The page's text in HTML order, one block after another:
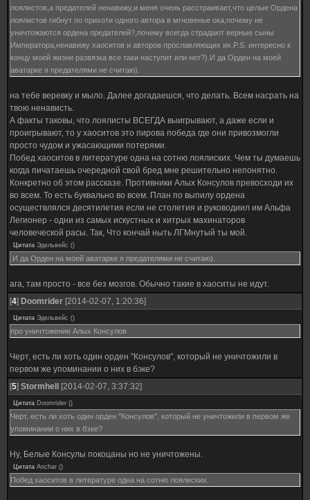
лоялистов,а предателей ненавижу,и меня очень расстраивает,что целые Ордена
лоялистов гибнут по прихоти одного автора в мгновенье ока,почему не
уничтожаются ордена предателей?,почему всегда страдают верные сыны
Императора,ненавижу хаоситов и авторов прославляющих их.P.S. интересно к
концу моей жизни развязка все таки наступит или нет?).И да Орден на моей
аватарке я предателями не считаю).
на тебе веревку и мыло. Далее догадаешся, что делать. Всем насрать на
твою ненависть.
А факты таковы, что лоялисты ВСЕГДА выигрывают, а даже если и
проигрывают, то у хаоситов это пирова победа где они привозмогли
просто чудом и ужасающими потерями.
Побед хаоситов в литературе одна на сотню лоялиских. Чем ты думаешь
когда пичатаешь очередной свой бред мне решительно непонятно.
Конкретно об этом рассказе. Противники Алых Консулов превосходи их
во всем. То есть буквально во всем. План по выпилу ордена
осуществлялся десятилетия если не столетия и руководиил им Альфа
Легионер - одни из самых искустных и хитрых махинаторов
человеческой расы. Так, Что кончай ныть ЛГМнутый ты мой.
Цитата Эдельвейс ()
.И да Орден на моей аватарке я предателями не считаю).
ага, там просто - все без мозгов. Обычно такие в хаоситы не идут.
[4] Doomrider [2014-02-07, 1:20:36]
Цитата Эдельвейс ()
про уничтожение Алых Консулов
Черт, есть ли хоть один орден "Консулов", который не уничтожили в
первом же упоминании о них в бэке?
[5] Stormhell [2014-02-07, 3:37:32]
Цитата Doomrider ()
Черт, есть ли хоть один орден "Консулов", который не уничтожили в первом же
упоминании о них в бэке?
Ну, Белые Консулы покоцаны но не уничтожены.
Цитата Anchar ()
Побед хаоситов в литературе одна на сотню лоялиских.